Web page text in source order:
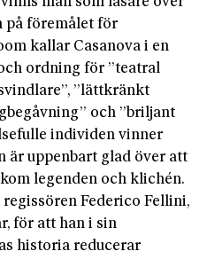
på föremålet för
kallar Casanova i en
ordning för ”teatral
”lättkränkt
och ”briljant
individen vinner
är uppenbart glad över att
legenden och klichén.
Federico Fellini,
för att han i sin
historia reducerar